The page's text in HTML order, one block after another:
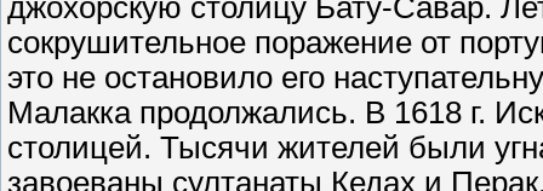
джохорскую столицу Бату-Савар.
сокрушительное поражение от
это не остановило его
Малакка продолжались. В 1618 г.
столицей. Тысячи жителей были
завоеваны султанаты Кедах и